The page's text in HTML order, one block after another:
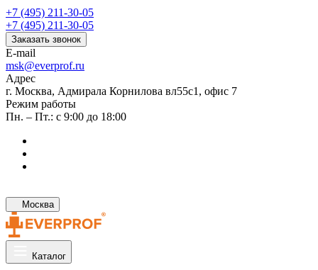
+7 (495) 211-30-05
+7 (495) 211-30-05
Заказать звонок
E-mail
msk@everprof.ru
Адрес
г. Москва, Адмирала Корнилова вл55с1, офис 7
Режим работы
Пн. – Пт.: с 9:00 до 18:00
Москва
Каталог